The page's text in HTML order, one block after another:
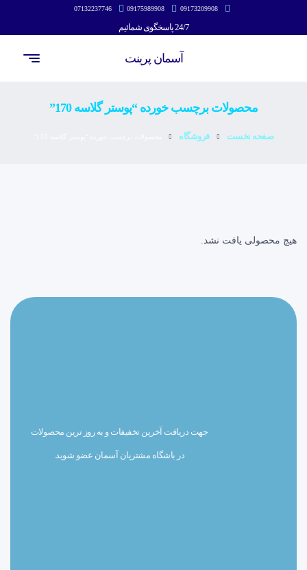
09173209908
09175989908
07132237746
24/7 پاسخگوی شمائیم
آسمان پرینت
محصولات برچسب خورده “پوستر گلاسه 170”
صفحه نخست فروشگاه
هیچ محصولی یافت نشد.
جهت دریافت آخرین تخفیفات و به روز ترین محصولات
در باشگاه مشتریان آسمان عضو شوید.